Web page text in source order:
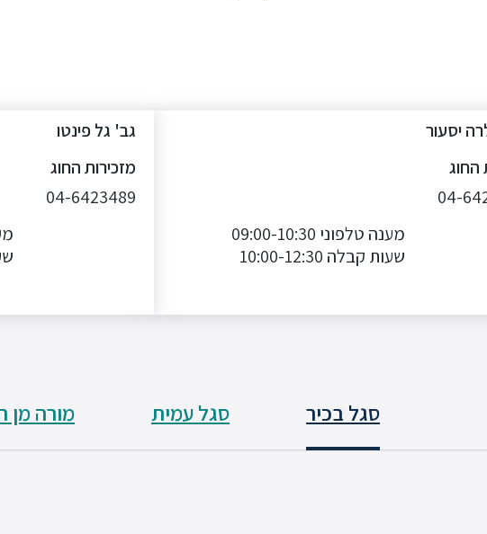
יסעור
החוג
04-
מענה טלפוני 09:00-10:30
שעות קבלה 10:00-12:30
גב' גל פינטו
מזכירות החוג
04-6423489
סגל בכיר סגל עמית מורה מן